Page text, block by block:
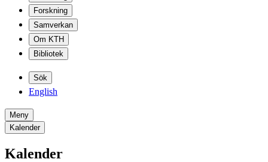
Forskning
Samverkan
Om KTH
Bibliotek
Sök
English
Meny
Kalender
Kalender